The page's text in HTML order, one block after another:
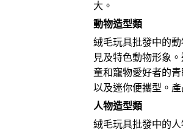
大。
動物造型類
絨毛玩具批發中的
見及特色動物形象
童和寵物愛好者的
以及迷你便攜型。
人物造型類
絨毛玩具批發中的